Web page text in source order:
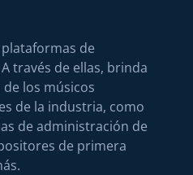
de
A través de ellas, brinda
los músicos
de la industria, como
de administración de
de primera